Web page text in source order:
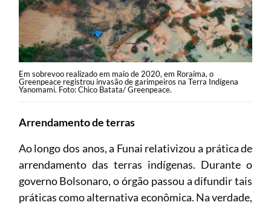
Em sobrevoo realizado em maio de 2020, em Roraima, o
Greenpeace registrou invasão de garimpeiros na Terra Indígena
Yanomami. Foto: Chico Batata/ Greenpeace.
Arrendamento de terras
Ao longo dos anos, a Funai relativizou a prática de
arrendamento das terras indígenas. Durante o
governo Bolsonaro, o órgão passou a difundir tais
práticas como alternativa econômica. Na verdade,